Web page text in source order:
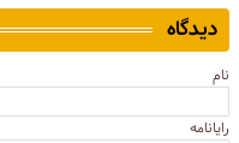
دیدگاه
نام
رایانامه